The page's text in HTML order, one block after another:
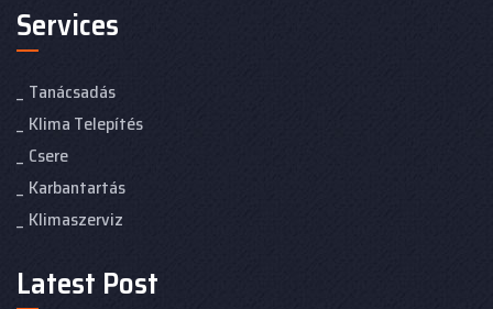
Services
Tanácsadás
Klima Telepítés
Csere
Karbantartás
Klimaszerviz
Latest Post